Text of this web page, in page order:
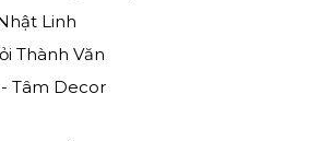
Linh
Thành Văn
Tâm Decor